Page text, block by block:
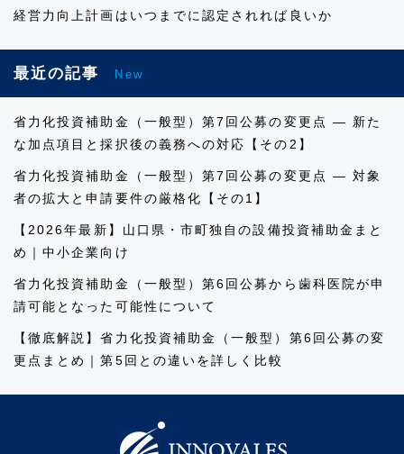
経営力向上計画はいつまでに認定されれば良いか
最近の記事 New
省力化投資補助金（一般型）第7回公募の変更点 ― 新た
な加点項目と採択後の義務への対応【その2】
省力化投資補助金（一般型）第7回公募の変更点 ― 対象
者の拡大と申請要件の厳格化【その1】
【2026年最新】山口県・市町独自の設備投資補助金まと
め｜中小企業向け
省力化投資補助金（一般型）第6回公募から歯科医院が申
請可能となった可能性について
【徹底解説】省力化投資補助金（一般型）第6回公募の変
更点まとめ｜第5回との違いを詳しく比較